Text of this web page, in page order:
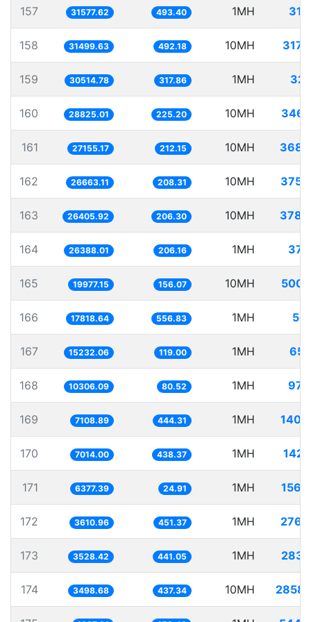
157 31577.62 493.40 1MH
158 31499.63 492.18 10MH
159 30514.78 317.86 1MH
160 28825.01 225.20 10MH
161 27155.17 212.15 10MH
162 26663.11 208.31 10MH
163 26405.92 206.30 10MH
164 26388.01 206.16 1MH
165 19977.15 156.07 10MH
166 17818.64 556.83 1MH
167 15232.06 119.00 1MH
168 10306.09 80.52 1MH
169 7108.89 444.31 1MH
170 7014.00 438.37 1MH
171 6377.39 24.91 1MH
172 3610.96 451.37 1MH
173 3528.42 441.05 1MH
174 3498.68 437.34 10MH